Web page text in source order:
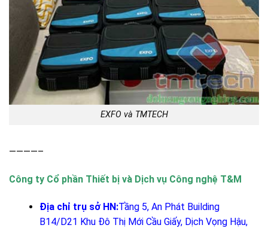
EXFO và TMTECH
————–
Công ty Cổ phần Thiết bị và Dịch vụ Công nghệ T&M
Địa chỉ trụ sở HN:Tầng 5, An Phát Building
B14/D21 Khu Đô Thị Mới Cầu Giấy, Dịch Vọng Hậu,